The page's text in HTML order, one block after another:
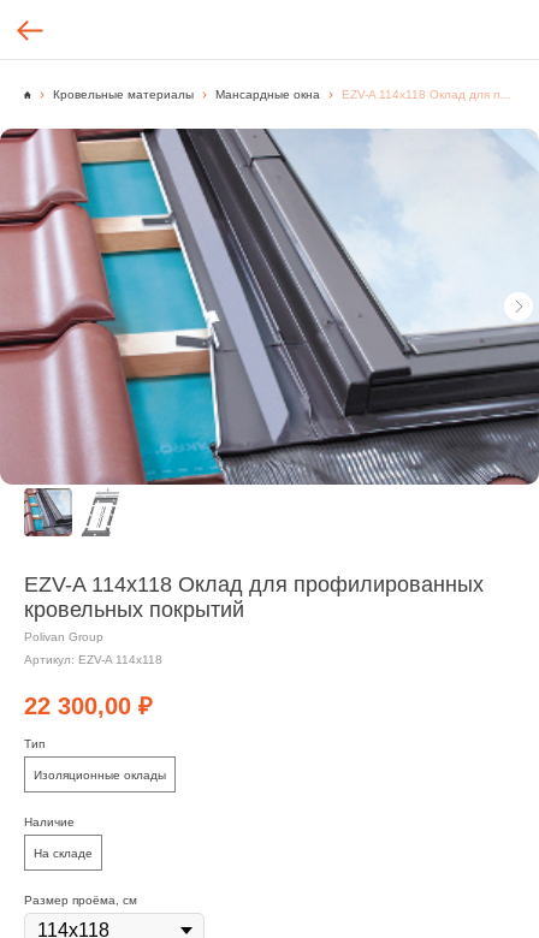
Кровельные материалы Мансардные окна
EZV-A 114х118 Оклад для профилированных
кровельных покрытий
Polivan Group
Артикул: EZV-A 114х118
22 300,00 ₽
Тип
Изоляционные оклады
Наличие
На складе
Размер проёма, см